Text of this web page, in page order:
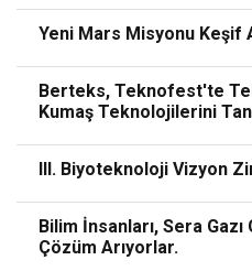
Yeni Mars Misyonu Keşif
Berteks, Teknofest'te
Kumaş Teknolojilerini
III. Biyoteknoloji Vizyon
Bilim İnsanları, Sera
Çözüm Arıyorlar.